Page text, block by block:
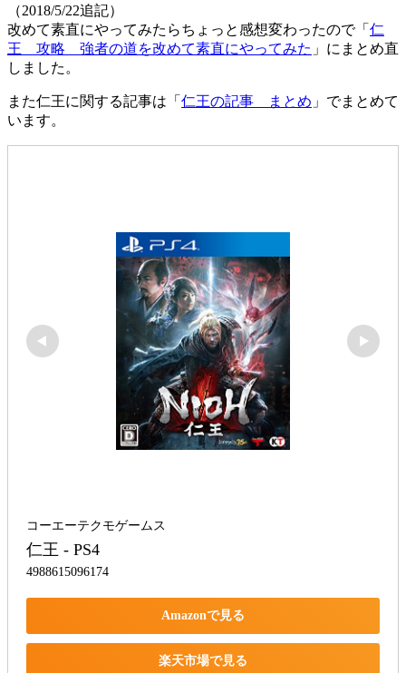
（2018/5/22追記）
改めて素直にやってみたらちょっと感想変わったので「 仁
王 攻略 強者の道を改めて素直にやってみた 」にまとめ直
しました。
また仁王に関する記事は「 仁王の記事 まとめ 」でまとめて
います。
コーエーテクモゲームス
仁王 - PS4
4988615096174
Amazonで見る
楽天市場で見る